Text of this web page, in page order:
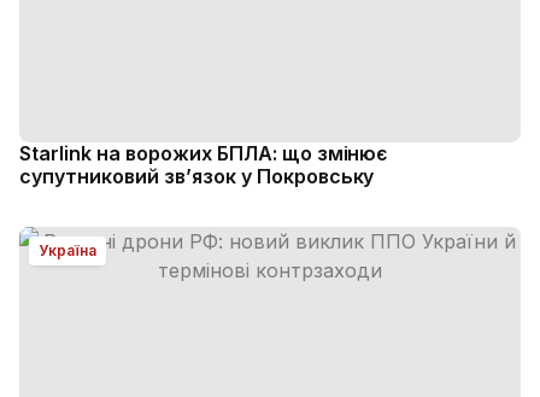
Starlink на ворожих БПЛА: що змінює
супутниковий зв’язок у Покровську
Україна